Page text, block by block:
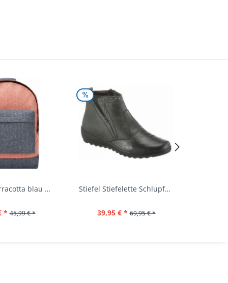
Rucksack terracotta blau navy Mi-Pac...
* 45,99 € *
Stiefel Stiefelette Schlupfschuhe...
39,95 € * 69,95 € *